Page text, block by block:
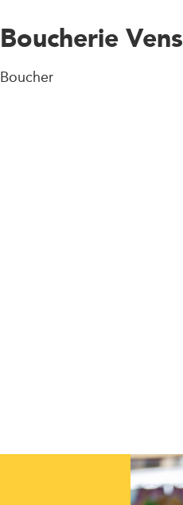
Boucherie Vens
Boucher